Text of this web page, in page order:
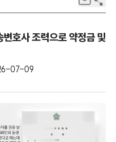
호사 조력으로 약정금 및
07-09